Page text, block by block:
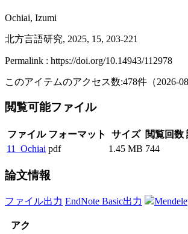
Ochiai, Izumi
北方言語研究, 2025, 15, 203-221
Permalink : https://doi.org/10.14943/112978
このアイテムのアクセス数:478件 （2026-
閲覧可能ファイル
ファイル フォーマット サイズ 閲覧回数
11_Ochiai pdf 1.45 MB 744
論文情報
ファイル出力 EndNote Basic出力
アク